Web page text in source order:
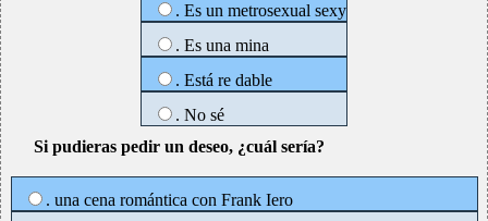
. Es un metrosexual sexy
. Es una mina
. Está re dable
. No sé
Si pudieras pedir un deseo, ¿cuál sería?
. una cena romántica con Frank Iero